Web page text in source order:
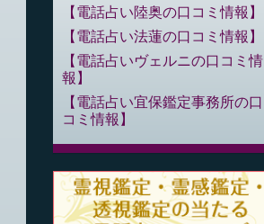
電話占い陸奥の口コミ情報
電話占い法蓮の口コミ情報
電話占いヴェルニの口コミ情
報
電話占い宜保鑑定事務所の口
コミ情報